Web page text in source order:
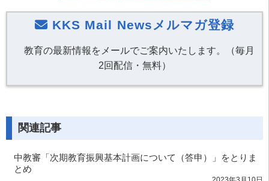
KKS Mail Newsメルマガ登録
教育の最新情報をメールでご案内いたします。（毎月
2回配信・無料）
関連記事
中教審「次期教育振興基本計画について（答申）」をとりま
とめ